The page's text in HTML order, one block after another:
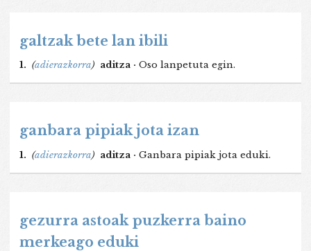
galtzak bete lan ibili
1. (adierazkorra) aditza · Oso lanpetuta egin.
ganbara pipiak jota izan
1. (adierazkorra) aditza · Ganbara pipiak jota eduki.
gezurra astoak puzkerra baino
merkeago eduki